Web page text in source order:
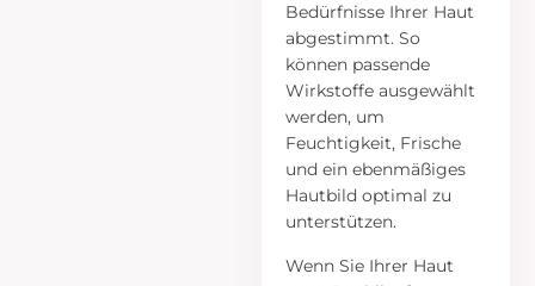
Bedürfnisse Ihrer Haut
abgestimmt. So
können passende
Wirkstoffe ausgewählt
werden, um
Feuchtigkeit, Frische
und ein ebenmäßiges
Hautbild optimal zu
unterstützen.
Wenn Sie Ihrer Haut